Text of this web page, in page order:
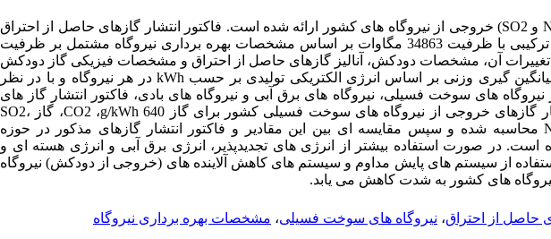
در این مقاله فاکتور انتشار (NOx،CO2 و SO2) خروجی از نیروگاه های کشور ارائه شده است. فاکتور انتشار گازهای حاصل از احتراق
برای 50 نیروگاه بخار، گازی و سیکل ترکیبی با ظرفیت 34863 مگاوات بر اساس مشخصات بهره برداری نیروگاه مشتمل بر ظرفیت
آن، مشخصات دودکش، آنالیز گازهای حاصل از احتراق و مشخصات فیزیکی گاز دودکش
بر حسب g/kWh محاسبه شده و با میانگین گیری وزنی بر اساس انرژی الکتریکی تولیدی بر حسب kWh در هر نیروگاه و با در نظر
های سوخت فسیلی، نیروگاه های برق آبی و نیروگاه های بادی، فاکتور انتشار گاز های
مذکور تعیین شده است. فاکتور انتشار گازهای خروجی از نیروگاه های سوخت فسیلی کشور برای گاز CO2 ،g/kWh 640، گاز SO2،
g/kWh 75/2 و گاز NOx ، g/kWh 4/2 محاسبه شده و سپس مقایسه ای بین این مقادیر و فاکتور انتشار گازهای مذکور در حوزه
در صورت استفاده بیشتر از انرژی های تجدیدپذیر، انرژی برق آبی و انرژی هسته ای و
از سیستم های پایش مداوم و سیستم های کاهش آلاینده های (خروجی از دودکش) نیروگاه
های کشور به شدت کاهش می یابد.
حاصل از احتراق، نیروگاه های سوخت فسیلی، مشخصات بهره برداری نیروگاه